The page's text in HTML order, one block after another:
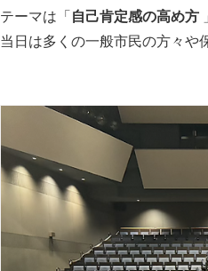
テーマは「自己肯定感の高め方
当日は多くの一般市民の方々や